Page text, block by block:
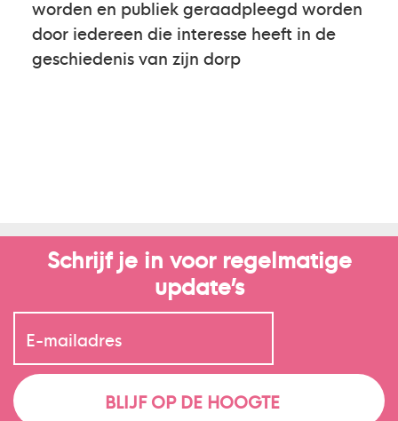
worden en publiek geraadpleegd worden
door iedereen die interesse heeft in de
geschiedenis van zijn dorp
Schrijf je in voor regelmatige
update’s